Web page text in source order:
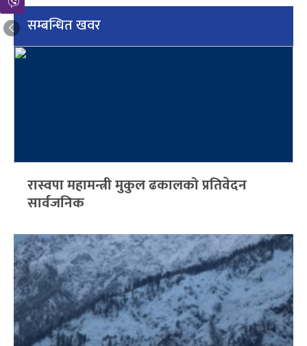
सम्बन्धित खवर
रास्वपा महामन्त्री मुकुल ढकालको प्रतिवेदन
सार्वजनिक